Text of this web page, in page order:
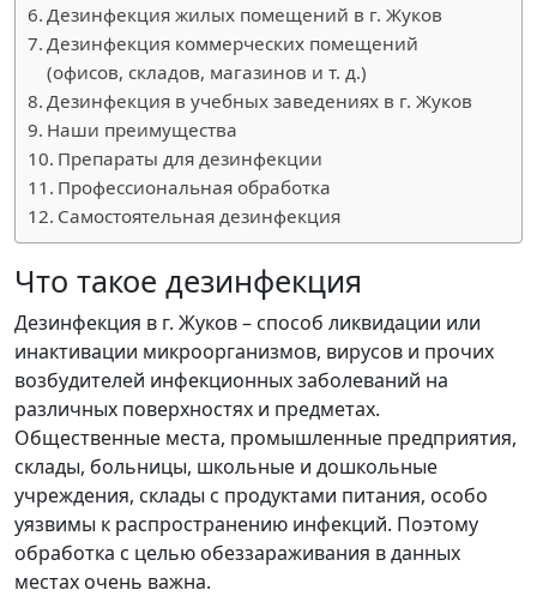
Дезинфекция жилых помещений в г. Жуков
Дезинфекция коммерческих помещений
(офисов, складов, магазинов и т. д.)
Дезинфекция в учебных заведениях в г. Жуков
Наши преимущества
Препараты для дезинфекции
Профессиональная обработка
Самостоятельная дезинфекция
Что такое дезинфекция
Дезинфекция в г. Жуков – способ ликвидации или
инактивации микроорганизмов, вирусов и прочих
возбудителей инфекционных заболеваний на
различных поверхностях и предметах.
Общественные места, промышленные предприятия,
склады, больницы, школьные и дошкольные
учреждения, склады с продуктами питания, особо
уязвимы к распространению инфекций. Поэтому
обработка с целью обеззараживания в данных
местах очень важна.